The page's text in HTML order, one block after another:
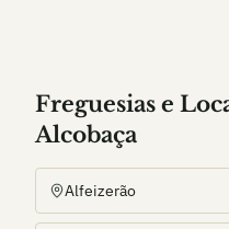
Freguesias e
Alcobaça
Alfeizerão